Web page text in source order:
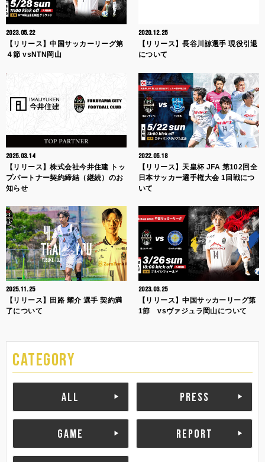
2023.05.22
【リリース】中国サッカーリーグ第
４節 vsNTN岡山
2020.12.25
【リリース】長谷川諒選手 現役引退
について
2025.03.14
【リリース】株式会社今井住建 トッ
プパートナー契約締結（継続）のお
知らせ
2022.05.18
【リリース】天皇杯 JFA 第102回全
日本サッカー選手権大会 1回戦につ
いて
2025.11.25
【リリース】田路 耀介 選手 契約満
了について
2023.03.25
【リリース】中国サッカーリーグ第
1節 vsヴァジュラ岡山について
CATEGORY
ALL PRESS
GAME REPORT